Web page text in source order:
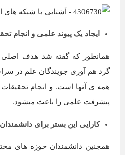
ایجاد یک پیوند علمی و انجام
همانطور که گفته شد هدف
گرد هم آوری جویندگان علم در
همه ی آنها است. و انجام
پیشرفت علمی را باعث میشود.
کارایی این بستر برای
همچنین دانشمندان حوزه های